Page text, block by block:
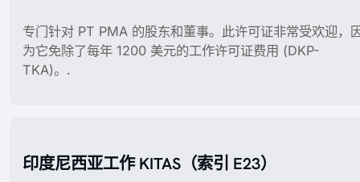
专门针对 PT PMA 的股东和董事。此许可证非常受欢迎，
为它免除了每年 1200 美元的工作许可证费用 (DKP-
TKA)。.
印度尼西亚工作 KITAS（索引 E23）